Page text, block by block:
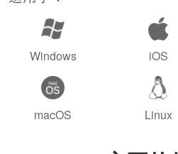
Windows iOS
macOS Linux